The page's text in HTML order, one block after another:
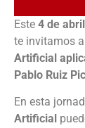
Este 4 de abril
te invitamos
Artificial
Pablo Ruiz
En esta
Artificial